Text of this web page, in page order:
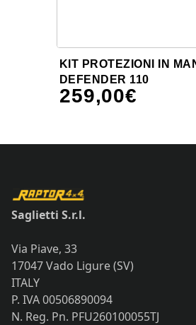
KIT PROTEZIONI IN
DEFENDER 110
259,00€
Saglietti S.r.l.
Via Piave, 33
17047 Vado Ligure (SV)
ITALY
P. IVA 00506890094
N. Reg. Pn. PFU260100055TJ